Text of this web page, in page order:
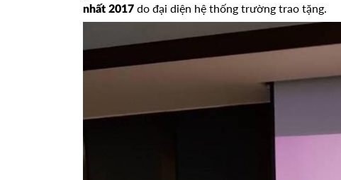
nhất 2017 do đại diện hệ thống trường trao tặng.